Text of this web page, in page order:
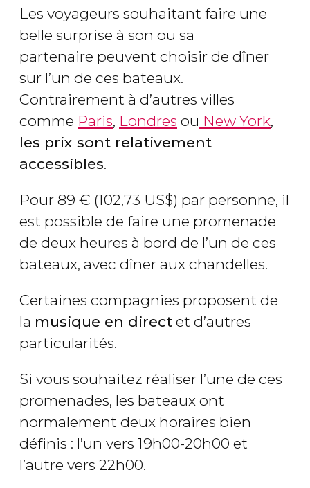
Les voyageurs souhaitant faire une
belle surprise à son ou sa
partenaire peuvent choisir de dîner
sur l’un de ces bateaux.
Contrairement à d’autres villes
comme Paris, Londres ou New York,
les prix sont relativement
accessibles.
Pour 89 € (102,73 US$) par personne, il
est possible de faire une promenade
de deux heures à bord de l’un de ces
bateaux, avec dîner aux chandelles.
Certaines compagnies proposent de
la musique en direct et d’autres
particularités.
Si vous souhaitez réaliser l’une de ces
promenades, les bateaux ont
normalement deux horaires bien
définis : l’un vers 19h00-20h00 et
l’autre vers 22h00.